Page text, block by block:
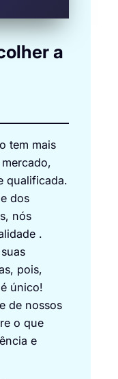
a
tem mais
qualificada.
dos
nós
.
pois,
único!
de nossos
o que
e